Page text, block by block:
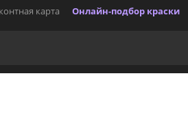
карта Онлайн-подбор краски